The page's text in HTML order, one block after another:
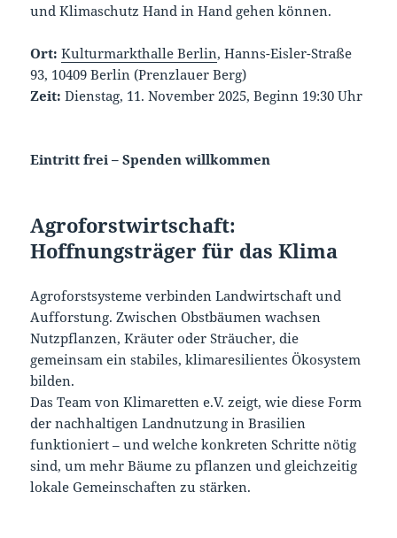
und Klimaschutz Hand in Hand gehen können.
Ort: Kulturmarkthalle Berlin, Hanns-Eisler-Straße
93, 10409 Berlin (Prenzlauer Berg)
Zeit: Dienstag, 11. November 2025, Beginn 19:30 Uhr
Eintritt frei – Spenden willkommen
Agroforstwirtschaft:
Hoffnungsträger für das Klima
Agroforstsysteme verbinden Landwirtschaft und
Aufforstung. Zwischen Obstbäumen wachsen
Nutzpflanzen, Kräuter oder Sträucher, die
gemeinsam ein stabiles, klimaresilientes Ökosystem
bilden.
Das Team von Klimaretten e.V. zeigt, wie diese Form
der nachhaltigen Landnutzung in Brasilien
funktioniert – und welche konkreten Schritte nötig
sind, um mehr Bäume zu pflanzen und gleichzeitig
lokale Gemeinschaften zu stärken.